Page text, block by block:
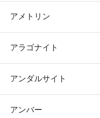
アメトリン
アラゴナイト
アンダルサイト
アンバー